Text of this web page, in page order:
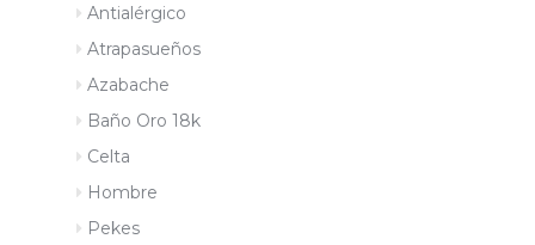
Antialérgico
Atrapasueños
Azabache
Baño Oro 18k
Celta
Hombre
Pekes